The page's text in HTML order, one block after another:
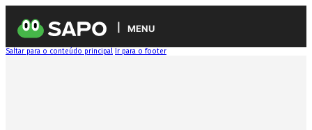
MENU
Saltar para o conteúdo principal Ir para o footer